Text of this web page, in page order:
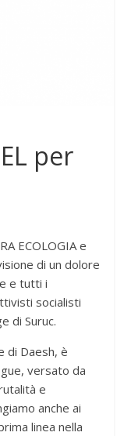
per
ECOLOGIA e
di un dolore
e tutti i
socialisti
di Suruc.
di Daesh, è
versato da
e
anche ai
linea nella